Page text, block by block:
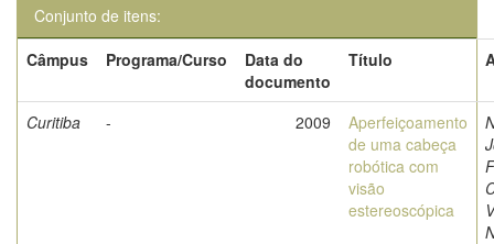
Conjunto de itens:
Câmpus
Programa/Curso
Data do
documento
Título
Curitiba - 2009
Aperfeiçoamento
de uma cabeça
robótica com
visão
estereoscópica